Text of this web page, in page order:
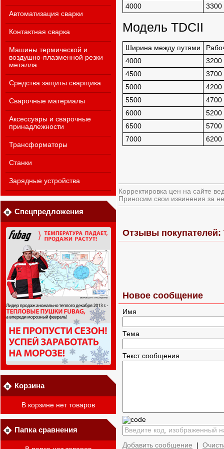
Автоматизация сварки
Контактная сварка
Машины термической и
воздушно-плазменной резки
металла
Средства защиты сварщика
Сварочные материалы
Аксессуары и сварочные
принадлежности
Трансформаторы
Станки
Зарядные устройства
Спецпредложения
Корзина
В корзине нет товаров
Папка сравнения
4000
3300
Модель TDCII
Ширина между путями
4000
3200
4500
3700
5000
4200
5500
4700
6000
5200
6500
5700
7000
6200
Корректировка цен на сайте
Приносим свои извинения за
Отзывы покупателей:
Новое сообщение
Имя
Тема
Текст сообщения
Добавить сообщение